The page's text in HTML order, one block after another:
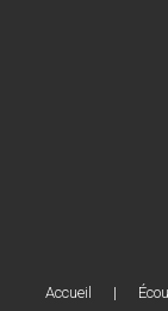
Accueil |